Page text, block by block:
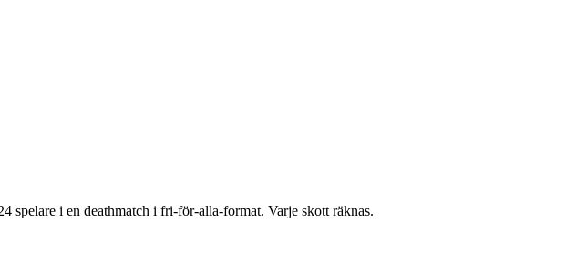
spelare i en deathmatch i fri-för-alla-format. Varje skott räknas.